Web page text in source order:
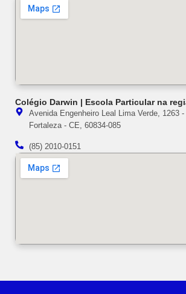
Colégio Darwin | Escola Particular na
Avenida Engenheiro Leal Lima Verde, 1263
Fortaleza - CE, 60834-085
(85) 2010-0151